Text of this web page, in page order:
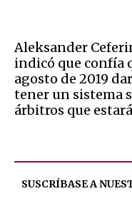
Aleksander
indicó que confía
agosto de 2019
tener un sistema
árbitros que
SUSCRÍBASE A